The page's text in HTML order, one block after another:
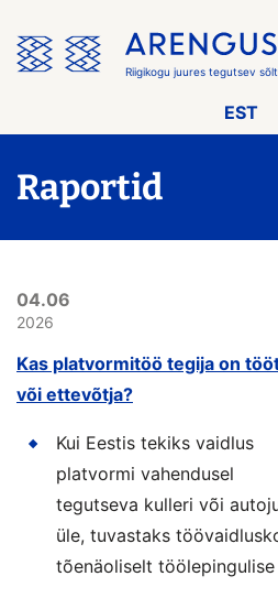
menüü
vahele
Riigikogu juures tegutsev
EST
Raportid
04.06
2026
Kas platvormitöö tegija on
või ettevõtja?
Kui Eestis tekiks vaidlus
platvormi vahendusel
tegutseva kulleri või
üle, tuvastaks
tõenäoliselt töölepingulise